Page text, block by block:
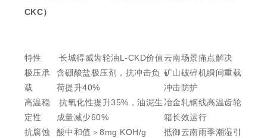
CKC）
特性 长城得威齿轮油L-CKD价值云南场景痛点解决
极压承
载
含硼酸盐极压剂，抗冲击负
荷提升40%
矿山破碎机瞬间重载
冲击防护
高温稳
定性
抗氧化性提升35% ，油泥生
成量减少60%
冶金轧钢线高温齿轮
箱长效运行
抗腐蚀
酸中和值＞8mg KOH/g
抵御云南雨季潮湿引